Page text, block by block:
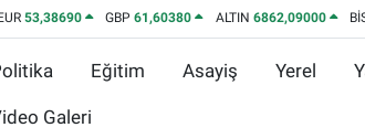
53,38690 GBP61,60380 ALTIN 6862,09000
Eğitim Asayiş Yerel
Galeri